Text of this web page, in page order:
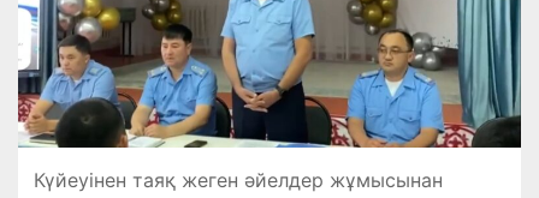
Күйеуінен таяқ жеген әйелдер жұмысынан